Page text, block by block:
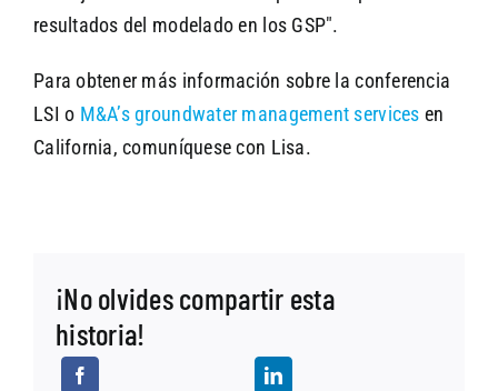
resultados del modelado en los GSP".
Para obtener más información sobre la conferencia
LSI o M&A’s groundwater management services en
California, comuníquese con Lisa.
¡No olvides compartir esta
historia!